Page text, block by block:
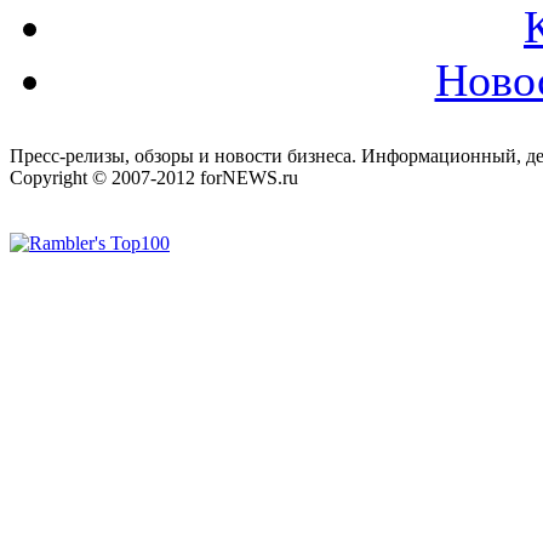
Пресс-релизы, обзоры и новости бизнеса. Информационный,
Copyright © 2007-2012 forNEWS.ru